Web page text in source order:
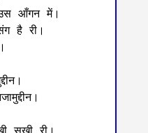
आँगन में।
है री।